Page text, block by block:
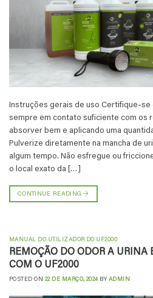
Instruções gerais de uso Certifique-se
sempre em contato suficiente com os
absorver bem e aplicando uma
Pulverize diretamente na mancha de
algum tempo. Não esfregue ou
o local exato da […]
CONTINUE READING→
MANUAL DO UTILIZADOR DO UF2000
REMOÇÃO DO ODOR A URINA
COM O UF2000
POSTED ON 22 DE MARÇO, 2024 BY ADMIN